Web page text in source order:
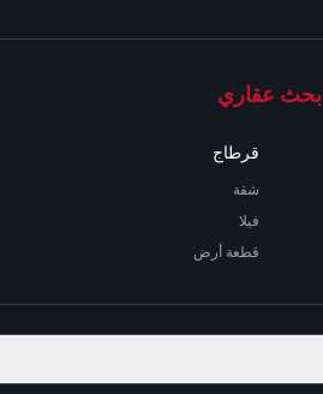
بحث عقاري
قرطاج
شقة
فيلا
قطعة أرض